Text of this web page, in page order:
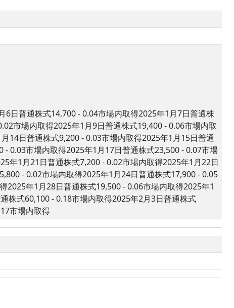
日普通株式14,700 - 0.04市場内取得2025年1月7日普通株
市場内取得2025年1月9日普通株式19,400 - 0.06市場内取
14日普通株式9,200 - 0.03市場内取得2025年1月15日普通
0.03市場内取得2025年1月17日普通株式23,500 - 0.07市場
年1月21日普通株式7,200 - 0.02市場内取得2025年1月22日
- 0.02市場内取得2025年1月24日普通株式17,900 - 0.05
2025年1月28日普通株式19,500 - 0.06市場内取得2025年1
株式60,100 - 0.18市場内取得2025年2月3日普通株式
市場内取得